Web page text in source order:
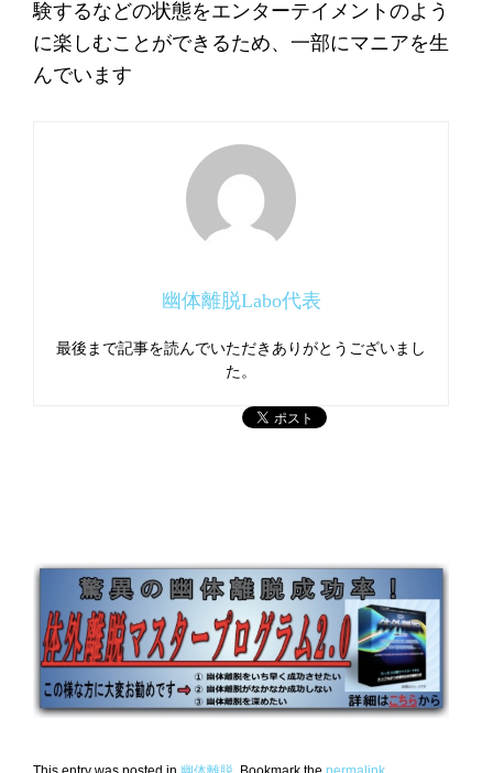
験するなどの状態をエンターテイメントのよう
に楽しむことができるため、一部にマニアを生
んでいます
幽体離脱Labo代表
最後まで記事を読んでいただきありがとうございまし
た。